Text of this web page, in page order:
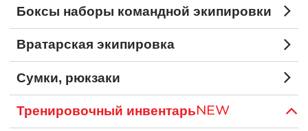
Боксы наборы командной экипировки
Вратарская экипировка
Сумки, рюкзаки
Тренировочный инвентарь NEW